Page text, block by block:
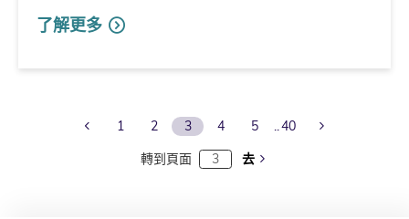
了解更多
Previous Page
1 2 3 4 5 40
轉到頁面 去